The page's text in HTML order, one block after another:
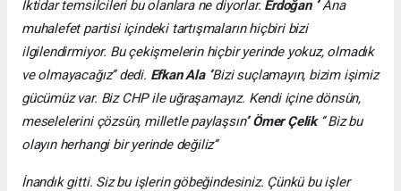
İktidar temsilcileri bu olanlara ne diyorlar. Erdoğan ‘’ Ana
muhalefet partisi içindeki tartışmaların hiçbiri bizi
ilgilendirmiyor. Bu çekişmelerin hiçbir yerinde yokuz, olmadık
ve olmayacağız’’ dedi. Efkan Ala‘’Bizi suçlamayın, bizim işimiz
gücümüz var. Biz CHP ile uğraşamayız. Kendi içine dönsün,
meselelerini çözsün, milletle paylaşsın’’Ömer Çelik‘’ Biz bu
olayın herhangi bir yerinde değiliz’’
İnandık gitti. Siz bu işlerin göbeğindesiniz. Çünkü bu işler